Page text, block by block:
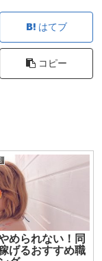
はてブ
コピー
められない！同
げるおすすめ職